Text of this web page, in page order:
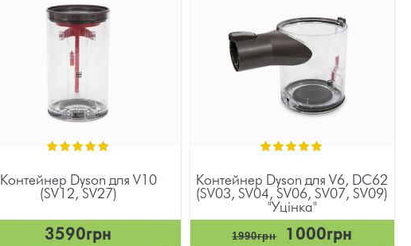
Контейнер Dyson для V10
(SV12, SV27)
3590грн
Контейнер Dyson для V6, DC62
(SV03, SV04, SV06, SV07, SV09)
"Уцінка"
1990грн 1000грн